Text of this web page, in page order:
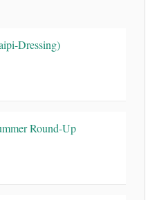
Dressing)
Round-Up